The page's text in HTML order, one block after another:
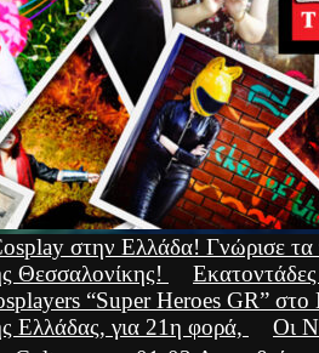
στην Ελλάδα! Γνώρισε τα
Θεσσαλονίκης!
“Super Heroes GR”
Ελλάδας, για 21η φορά,
Οι